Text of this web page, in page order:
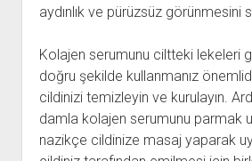
aydınlık ve pürüzsüz görünmesini
Kolajen serumunu ciltteki lekeleri
doğru şekilde kullanmanız
cildinizi temizleyin ve kurulayın.
damla kolajen serumunu parmak
nazikçe cildinize masaj yaparak